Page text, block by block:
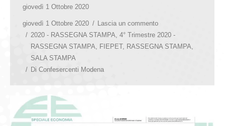
giovedì 1 Ottobre 2020
giovedì 1 Ottobre 2020
Lascia un commento
2020 - RASSEGNA STAMPA 4° Trimestre 2020 -
RASSEGNA STAMPA
FIEPET, RASSEGNA STAMPA
SALA STAMPA
Di Confesercenti Modena